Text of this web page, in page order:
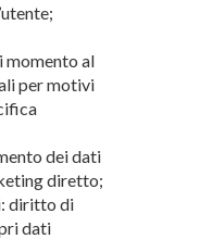
momento al
per motivi
dei dati
diretto;
diritto di
dati